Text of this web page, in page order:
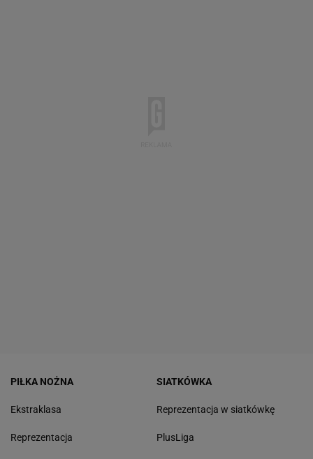
PIŁKA NOŻNA
Ekstraklasa
Reprezentacja
SIATKÓWKA
Reprezentacja w siatkówkę
PlusLiga